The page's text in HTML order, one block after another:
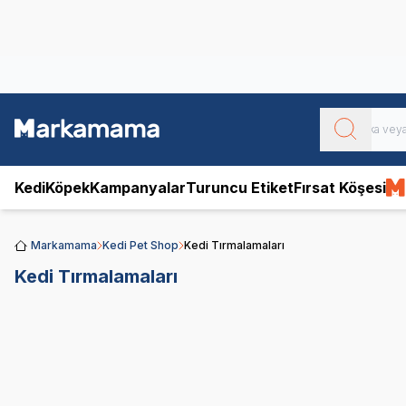
KediKöpekKampanyalarTuruncu EtiketFırsat Köşesi
Markamama Kedi Pet Shop Kedi Tırmalamaları
Kedi Tırmalamaları